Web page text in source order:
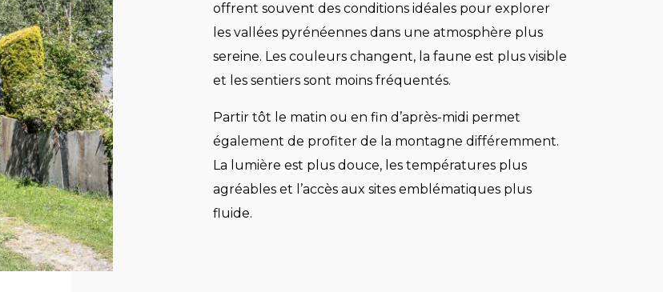
offrent souvent des conditions idéales pour explorer
les vallées pyrénéennes dans une atmosphère plus
sereine. Les couleurs changent, la faune est plus visible
et les sentiers sont moins fréquentés.
Partir tôt le matin ou en fin d’après-midi permet
également de profiter de la montagne différemment.
La lumière est plus douce, les températures plus
agréables et l’accès aux sites emblématiques plus
fluide.